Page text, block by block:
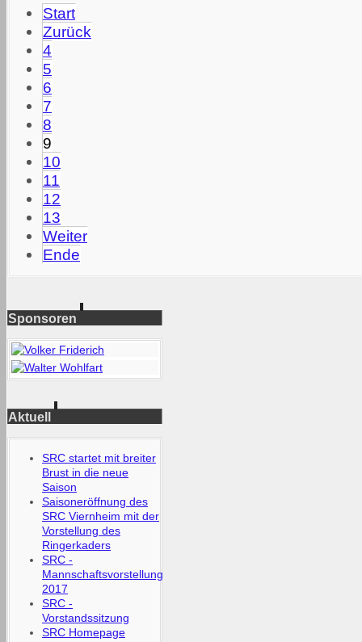
Start
Zurück
4
5
6
7
8
9
10
11
12
13
Weiter
Ende
Sponsoren
Aktuell
SRC startet mit breiter
Brust in die neue
Saison
Saisoneröffnung des
SRC Viernheim mit der
Vorstellung des
Ringerkaders
SRC -
Mannschaftsvorstellung
2017
SRC -
Vorstandssitzung
SRC Homepage